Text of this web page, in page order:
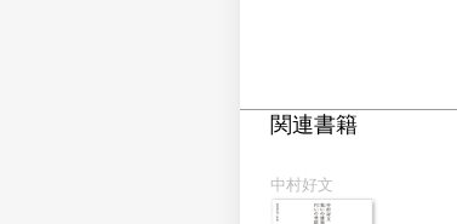
関連書籍
中村好文